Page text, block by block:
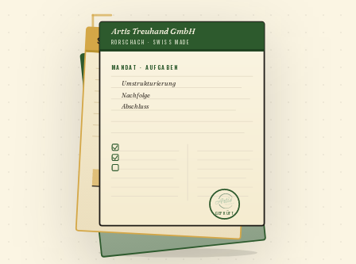
ARTIS TREUHAND
STEUERERKLÄRUNG
Artis Treuhand GmbH
RORSCHACH · SWISS MADE
MANDAT · AUFGABEN
Umstrukturierung
Nachfolge
Abschluss
GEPRÜFT